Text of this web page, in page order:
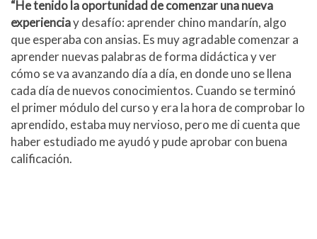
“He tenido la oportunidad de comenzar una nueva
experienciay desafío: aprender chino mandarín, algo
que esperaba con ansias. Es muy agradable comenzar a
aprender nuevas palabras de forma didáctica y ver
cómo se va avanzando día a día, en donde uno se llena
cada día de nuevos conocimientos. Cuando se terminó
el primer módulo del curso y era la hora de comprobar lo
aprendido, estaba muy nervioso, pero me di cuenta que
haber estudiado me ayudó y pude aprobar con buena
calificación.